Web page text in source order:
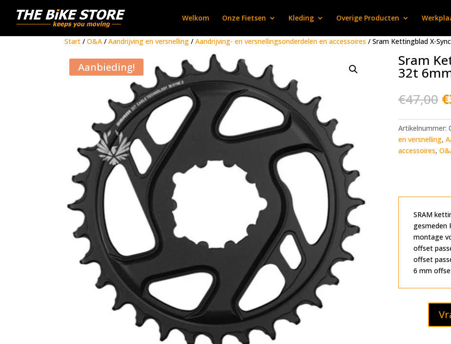
Welkom Onze Fietsen Kleding Overige Producten
Start/ O&A/ Aandrijving en versnelling/ Aandrijving- en versnellingsonderdelen en accessoires / Sram Kettingblad X-
Aanbieding! Sram
32t
€47,00 €
Artikelnummer:
en versnelling,
accessoires,
SRAM
gesmeden
montage
offset
offset
6 mm